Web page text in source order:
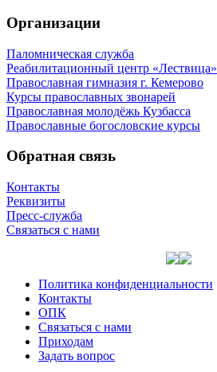
Организации
Паломническая служба
Реабилитационный центр «Лествица»
Православная гимназия г. Кемерово
Курсы православных звонарей
Православная молодёжь Кузбасса
Православные богословские курсы
Обратная связь
Контакты
Реквизиты
Пресс-служба
Связаться с нами
Политика конфиденциальности
Контакты
ОПК
Связаться с нами
Приходам
Задать вопрос